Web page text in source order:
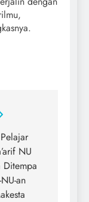
NU
Ditempa
an